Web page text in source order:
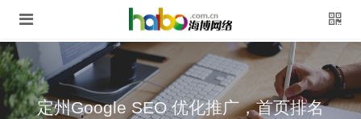
定州Google SEO 优化推广，首页排名